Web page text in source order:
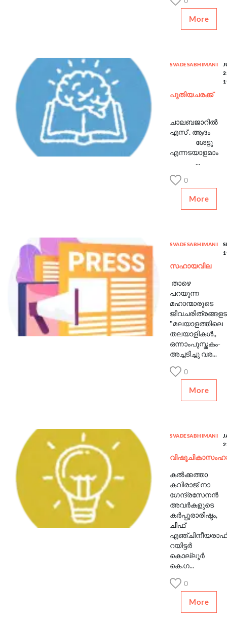
More
SVADESABHIMANI
പുതിയചരക്ക്
ചാലബജാറില്‍
എസ് . ആദം
ശേട്ടു
എന്നടയാളമാം
...
0
More
SVADESABHIMANI
സഹായവില
താഴെ
പറയുന്ന
മഹാന്മാരുടെ
"മലയാളത്തിലെ
തലയാളികള്‍,,
ഒന്നാംപുസ്തകം-
അച്ചടിച്ചു വര...
0
More
SVADESABHIMANI
കൽക്കത്താ
കവിരാജ് നാ​
ഗേന്ദ്രസേനൻ
അവർകളുടെ
കർപ്പൂരാരിഷ്ടം,
ചീഫ്
റയിട്ടർ
കൊല്ലൂർ
കെ.​ഗ...
0
More